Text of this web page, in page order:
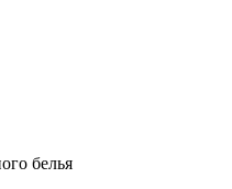
белья